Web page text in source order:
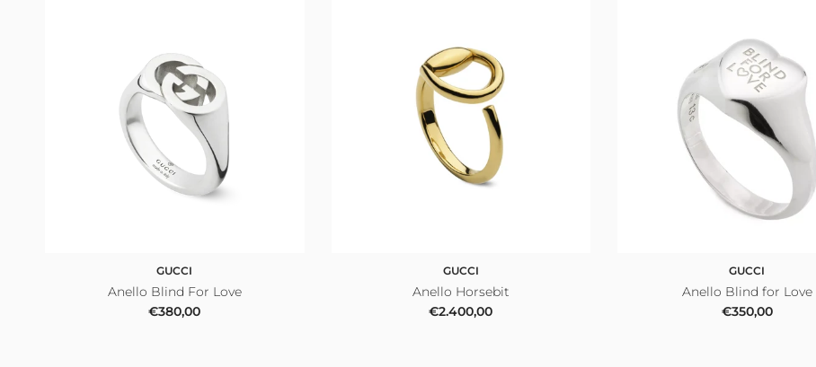
GUCCI
Anello Blind For Love
Prezzo normale
€380,00
GUCCI
Anello Horsebit
Prezzo normale
€2.400,00
GUCCI
Anello Blind for Love
Prezzo normale
€350,00